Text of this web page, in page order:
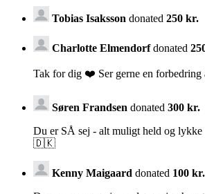
Tobias Isaksson donated 250 kr.
Charlotte Elmendorfdonated
Tak for dig ❤️ Ser gerne en
Søren Frandsen donated 300 kr.
Du er SÅ sej - alt muligt held og
🇩🇰
Kenny Maigaard donated 100 kr.